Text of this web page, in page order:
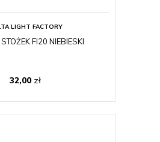
LIGHT FACTORY
FI20 NIEBIESKI
32,00 zł